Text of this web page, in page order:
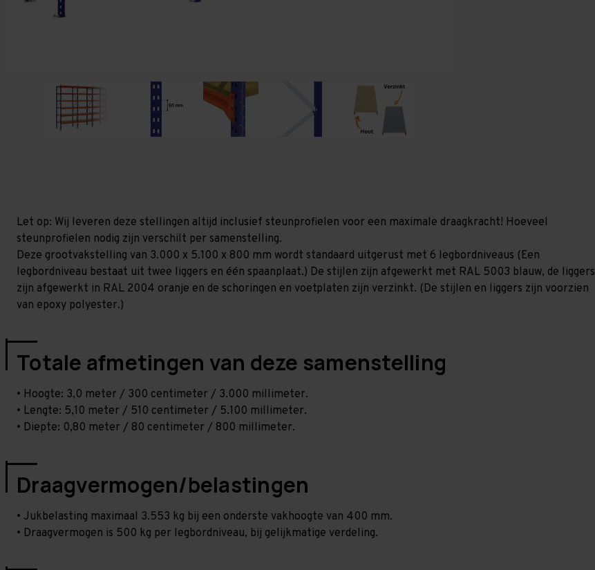
Let op: Wij leveren deze stellingen altijd inclusief steunprofielen voor een maximale draagkracht! Hoeveel
steunprofielen nodig zijn verschilt per samenstelling.
Deze grootvakstelling van 3.000 x 5.100 x 800 mm wordt standaard uitgerust met 6 legbordniveaus (Een
legbordniveau bestaat uit twee liggers en één spaanplaat.) De stijlen zijn afgewerkt met RAL 5003 blauw, de liggers
zijn afgewerkt in RAL 2004 oranje en de schoringen en voetplaten zijn verzinkt. (De stijlen en liggers zijn voorzien
van epoxy polyester.)
Totale afmetingen van deze samenstelling
• Hoogte: 3,0 meter / 300 centimeter / 3.000 millimeter.
• Lengte: 5,10 meter / 510 centimeter / 5.100 millimeter.
• Diepte: 0,80 meter / 80 centimeter / 800 millimeter.
Draagvermogen/belastingen
• Jukbelasting maximaal 3.553 kg bij een onderste vakhoogte van 400 mm.
• Draagvermogen is 500 kg per legbordniveau, bij gelijkmatige verdeling.